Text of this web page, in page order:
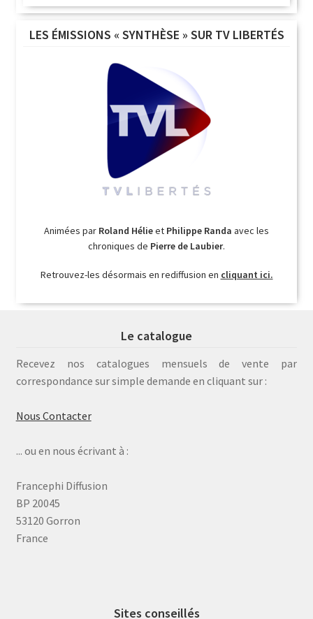
LES ÉMISSIONS « SYNTHÈSE » SUR TV LIBERTÉS
Animées par Roland Hélieet Philippe Randa avec les
chroniques de Pierre de Laubier.
Retrouvez-les désormais en rediffusion en cliquant ici.
Le catalogue
Recevez nos catalogues mensuels de vente par
correspondance sur simple demande en cliquant sur :
Nous Contacter
... ou en nous écrivant à :
Francephi Diffusion
BP 20045
53120 Gorron
France
Sites conseillés